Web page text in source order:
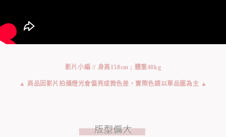
影片小編 // 身高158cm ; 體重48kg
▲ 商品因影片拍攝燈光會偏亮或微色差，實際色請以單品圖為主 ▲